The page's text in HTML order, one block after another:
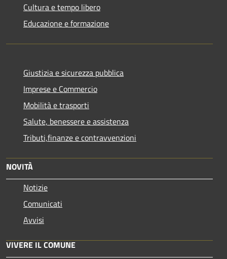
Cultura e tempo libero
Educazione e formazione
Giustizia e sicurezza pubblica
Imprese e Commercio
Mobilità e trasporti
Salute, benessere e assistenza
Tributi,finanze e contravvenzioni
NOVITÀ
Notizie
Comunicati
Avvisi
VIVERE IL COMUNE